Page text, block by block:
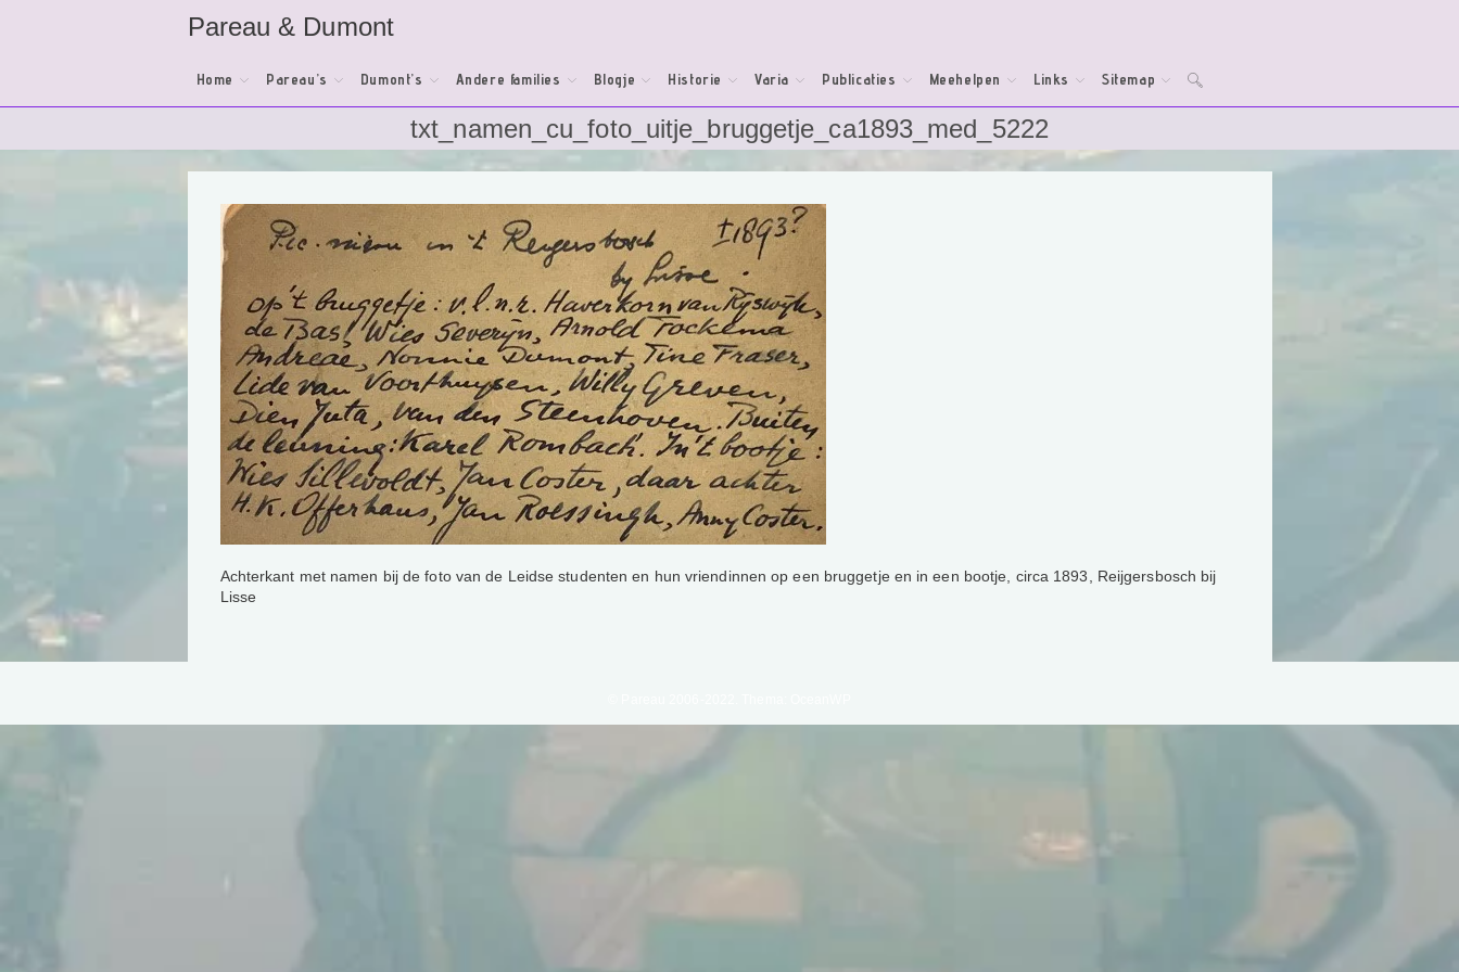
Pareau & Dumont
Home Pareau’s Dumont’s Andere families Blogje Historie Varia Publicaties Meehelpen Links Sitemap Toggle
txt_namen_cu_foto_uitje_bruggetje_ca1893_med_5222
Achterkant met namen bij de foto van de Leidse studenten en hun vriendinnen op een bruggetje en in een bootje, circa 1893, Reijgersbosch bij
Lisse